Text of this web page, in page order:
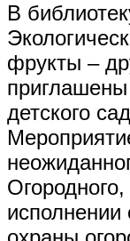
В
фрукты –
детского
исполнении